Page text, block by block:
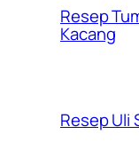
Resep
Kacang
Resep Uli